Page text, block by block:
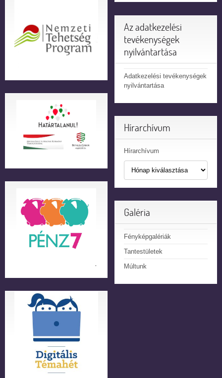
Az adatkezelési
tevékenységek
nyilvántartása
Adatkezelési tevékenységek
nyilvántartása
Hírarchívum
Hírarchívum
Galéria
Fényképgalériák
Tantestületek
Múltunk